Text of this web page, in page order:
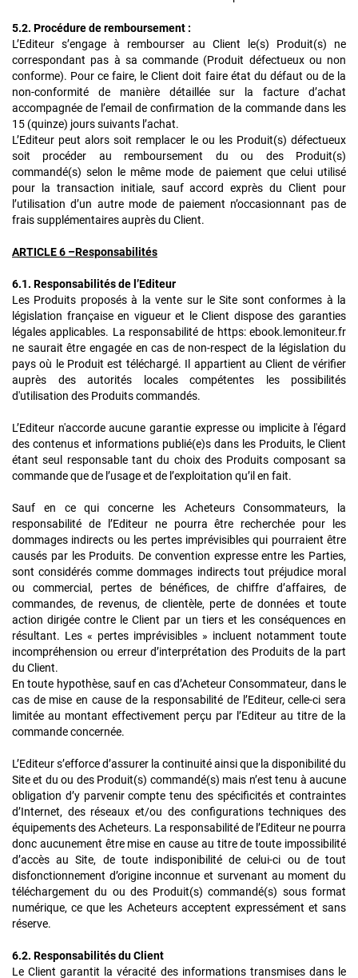
5.2. Procédure de remboursement :
L’Editeur s’engage à rembourser au Client le(s) Produit(s) ne
correspondant pas à sa commande (Produit défectueux ou non
conforme). Pour ce faire, le Client doit faire état du défaut ou de la
non-conformité de manière détaillée sur la facture d’achat
accompagnée de l’email de confirmation de la commande dans les
15 (quinze) jours suivants l’achat.
L’Editeur peut alors soit remplacer le ou les Produit(s) défectueux
soit procéder au remboursement du ou des Produit(s)
commandé(s) selon le même mode de paiement que celui utilisé
pour la transaction initiale, sauf accord exprès du Client pour
l’utilisation d’un autre mode de paiement n’occasionnant pas de
frais supplémentaires auprès du Client.
ARTICLE 6 –Responsabilités
6.1. Responsabilités de l’Editeur
Les Produits proposés à la vente sur le Site sont conformes à la
législation française en vigueur et le Client dispose des garanties
légales applicables. La responsabilité de https: ebook.lemoniteur.fr
ne saurait être engagée en cas de non-respect de la législation du
pays où le Produit est téléchargé. Il appartient au Client de vérifier
auprès des autorités locales compétentes les possibilités
d'utilisation des Produits commandés.
L’Editeur n'accorde aucune garantie expresse ou implicite à l'égard
des contenus et informations publié(e)s dans les Produits, le Client
étant seul responsable tant du choix des Produits composant sa
commande que de l’usage et de l’exploitation qu’il en fait.
Sauf en ce qui concerne les Acheteurs Consommateurs, la
responsabilité de l’Editeur ne pourra être recherchée pour les
dommages indirects ou les pertes imprévisibles qui pourraient être
causés par les Produits. De convention expresse entre les Parties,
sont considérés comme dommages indirects tout préjudice moral
ou commercial, pertes de bénéfices, de chiffre d’affaires, de
commandes, de revenus, de clientèle, perte de données et toute
action dirigée contre le Client par un tiers et les conséquences en
résultant. Les « pertes imprévisibles » incluent notamment toute
incompréhension ou erreur d’interprétation des Produits de la part
du Client.
En toute hypothèse, sauf en cas d’Acheteur Consommateur, dans le
cas de mise en cause de la responsabilité de l’Editeur, celle-ci sera
limitée au montant effectivement perçu par l’Editeur au titre de la
commande concernée.
L’Editeur s’efforce d’assurer la continuité ainsi que la disponibilité du
Site et du ou des Produit(s) commandé(s) mais n’est tenu à aucune
obligation d’y parvenir compte tenu des spécificités et contraintes
d’Internet, des réseaux et/ou des configurations techniques des
équipements des Acheteurs. La responsabilité de l’Editeur ne pourra
donc aucunement être mise en cause au titre de toute impossibilité
d’accès au Site, de toute indisponibilité de celui-ci ou de tout
disfonctionnement d’origine inconnue et survenant au moment du
téléchargement du ou des Produit(s) commandé(s) sous format
numérique, ce que les Acheteurs acceptent expressément et sans
réserve.
6.2. Responsabilités du Client
Le Client garantit la véracité des informations transmises dans le